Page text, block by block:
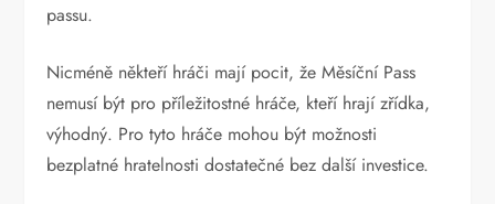
passu.
Nicméně někteří hráči mají pocit, že Měsíční Pass
nemusí být pro příležitostné hráče, kteří hrají zřídka,
výhodný. Pro tyto hráče mohou být možnosti
bezplatné hratelnosti dostatečné bez další investice.